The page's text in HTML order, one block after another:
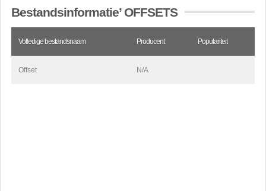
Bestandsinformatie’ OFFSETS
Volledige bestandsnaam Producent Populariteit
Offset N/A